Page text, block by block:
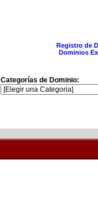
Registro de
Dominios
Categorías de Dominio: